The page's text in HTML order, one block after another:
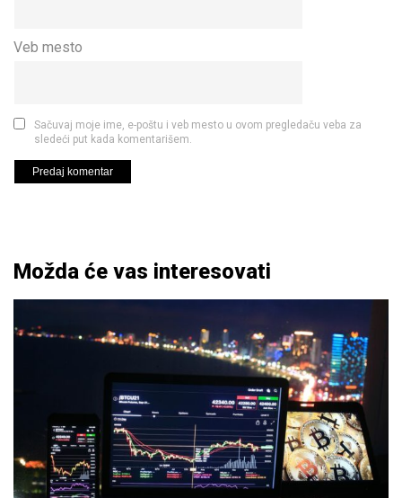
Veb mesto
Sačuvaj moje ime, e-poštu i veb mesto u ovom pregledaču veba za
sledeći put kada komentarišem.
Možda će vas interesovati